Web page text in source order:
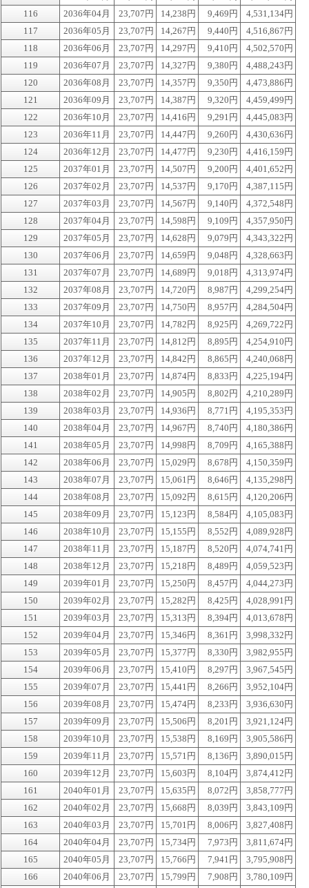
116
2036年04月 23,707円 14,238円 9,469円
4,531,134円
117
2036年05月 23,707円 14,267円 9,440円
4,516,867円
118
2036年06月 23,707円 14,297円 9,410円
4,502,570円
119
2036年07月 23,707円 14,327円 9,380円
4,488,243円
120
2036年08月 23,707円 14,357円 9,350円
4,473,886円
121
2036年09月 23,707円 14,387円 9,320円
4,459,499円
122
2036年10月 23,707円 14,416円 9,291円
4,445,083円
123
2036年11月 23,707円 14,447円 9,260円
4,430,636円
124
2036年12月 23,707円 14,477円 9,230円
4,416,159円
125
2037年01月 23,707円 14,507円 9,200円
4,401,652円
126
2037年02月 23,707円 14,537円 9,170円
4,387,115円
127
2037年03月 23,707円 14,567円 9,140円
4,372,548円
128
2037年04月 23,707円 14,598円 9,109円
4,357,950円
129
2037年05月 23,707円 14,628円 9,079円
4,343,322円
130
2037年06月 23,707円 14,659円 9,048円
4,328,663円
131
2037年07月 23,707円 14,689円 9,018円
4,313,974円
132
2037年08月 23,707円 14,720円 8,987円
4,299,254円
133
2037年09月 23,707円 14,750円 8,957円
4,284,504円
134
2037年10月 23,707円 14,782円 8,925円
4,269,722円
135
2037年11月 23,707円 14,812円 8,895円
4,254,910円
136
2037年12月 23,707円 14,842円 8,865円
4,240,068円
137
2038年01月 23,707円 14,874円 8,833円
4,225,194円
138
2038年02月 23,707円 14,905円 8,802円
4,210,289円
139
2038年03月 23,707円 14,936円 8,771円
4,195,353円
140
2038年04月 23,707円 14,967円 8,740円
4,180,386円
141
2038年05月 23,707円 14,998円 8,709円
4,165,388円
142
2038年06月 23,707円 15,029円 8,678円
4,150,359円
143
2038年07月 23,707円 15,061円 8,646円
4,135,298円
144
2038年08月 23,707円 15,092円 8,615円
4,120,206円
145
2038年09月 23,707円 15,123円 8,584円
4,105,083円
146
2038年10月 23,707円 15,155円 8,552円
4,089,928円
147
2038年11月 23,707円 15,187円 8,520円
4,074,741円
148
2038年12月 23,707円 15,218円 8,489円
4,059,523円
149
2039年01月 23,707円 15,250円 8,457円
4,044,273円
150
2039年02月 23,707円 15,282円 8,425円
4,028,991円
151
2039年03月 23,707円 15,313円 8,394円
4,013,678円
152
2039年04月 23,707円 15,346円 8,361円
3,998,332円
153
2039年05月 23,707円 15,377円 8,330円
3,982,955円
154
2039年06月 23,707円 15,410円 8,297円
3,967,545円
155
2039年07月 23,707円 15,441円 8,266円
3,952,104円
156
2039年08月 23,707円 15,474円 8,233円
3,936,630円
157
2039年09月 23,707円 15,506円 8,201円
3,921,124円
158
2039年10月 23,707円 15,538円 8,169円
3,905,586円
159
2039年11月 23,707円 15,571円 8,136円
3,890,015円
160
2039年12月 23,707円 15,603円 8,104円
3,874,412円
161
2040年01月 23,707円 15,635円 8,072円
3,858,777円
162
2040年02月 23,707円 15,668円 8,039円
3,843,109円
163
2040年03月 23,707円 15,701円 8,006円
3,827,408円
164
2040年04月 23,707円 15,734円 7,973円
3,811,674円
165
2040年05月 23,707円 15,766円 7,941円
3,795,908円
166
2040年06月 23,707円 15,799円 7,908円
3,780,109円